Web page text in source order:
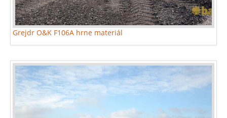
Grejdr O&K F106A hrne materiál